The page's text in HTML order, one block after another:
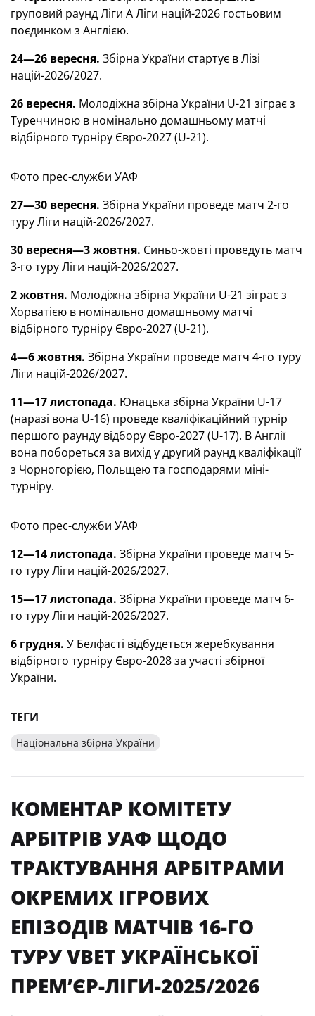
груповий раунд Ліги А Ліги націй-2026 гостьовим
поєдинком з Англією.
24—26 вересня. Збірна України стартує в Лізі
націй-2026/2027.
26 вересня. Молодіжна збірна України U-21 зіграє з
Туреччиною в номінально домашньому матчі
відбірного турніру Євро-2027 (U-21).
Фото прес-служби УАФ
27—30 вересня. Збірна України проведе матч 2-го
туру Ліги націй-2026/2027.
30 вересня—3 жовтня. Синьо-жовті проведуть матч
3-го туру Ліги націй-2026/2027.
2 жовтня. Молодіжна збірна України U-21 зіграє з
Хорватією в номінально домашньому матчі
відбірного турніру Євро-2027 (U-21).
4—6 жовтня. Збірна України проведе матч 4-го туру
Ліги націй-2026/2027.
11—17 листопада. Юнацька збірна України U-17
(наразі вона U-16) проведе кваліфікаційний турнір
першого раунду відбору Євро-2027 (U-17). В Англії
вона побореться за вихід у другий раунд кваліфікації
з Чорногорією, Польщею та господарями міні-
турніру.
Фото прес-служби УАФ
12—14 листопада. Збірна України проведе матч 5-
го туру Ліги націй-2026/2027.
15—17 листопада. Збірна України проведе матч 6-
го туру Ліги націй-2026/2027.
6 грудня. У Белфасті відбудеться жеребкування
відбірного турніру Євро-2028 за участі збірної
України.
ТЕГИ
Національна збірна України
КОМЕНТАР КОМІТЕТУ
АРБІТРІВ УАФ ЩОДО
ТРАКТУВАННЯ АРБІТРАМИ
ОКРЕМИХ ІГРОВИХ
ЕПІЗОДІВ МАТЧІВ 16-ГО
ТУРУ VBET УКРАЇНСЬКОЇ
ПРЕМʼЄР-ЛІГИ-2025/2026